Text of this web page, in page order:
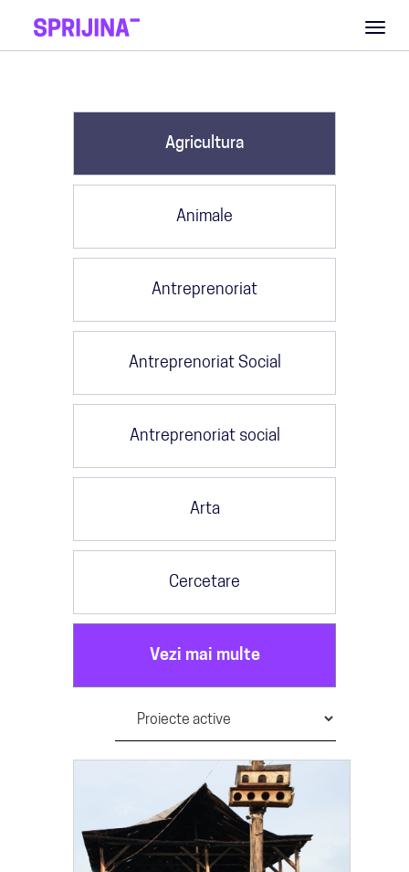
Agricultura
Animale
Antreprenoriat
Antreprenoriat Social
Antreprenoriat social
Arta
Cercetare
Vezi mai multe